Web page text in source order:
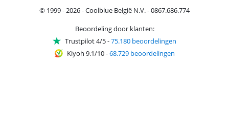
© 1999 - 2026 - Coolblue België N.V. - 0867.686.774
Beoordeling door klanten:
Trustpilot 4/5-75.180 beoordelingen
Kiyoh 9.1/10-68.729 beoordelingen